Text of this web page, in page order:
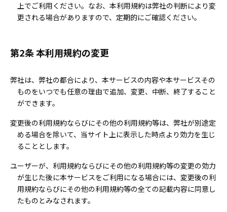
上でご利用ください。なお、本利用規約は弊社の判断により変
更される場合がありますので、定期的にご確認ください。
第2条 本利用規約の変更
弊社は、弊社の都合により、本サービスの内容や本サービスその
ものをいつでも任意の理由で追加、変更、中断、終了すること
ができます。
変更後の利用規約ならびにその他の利用規約等は、弊社が別途定
める場合を除いて、当サイト上に表示した時点より効力を生じ
ることとします。
ユーザーが、利用規約ならびにその他の利用規約等の変更の効力
が生じた後に本サービスをご利用になる場合には、変更後の利
用規約ならびにその他の利用規約等の全ての記載内容に同意し
たものとみなされます。